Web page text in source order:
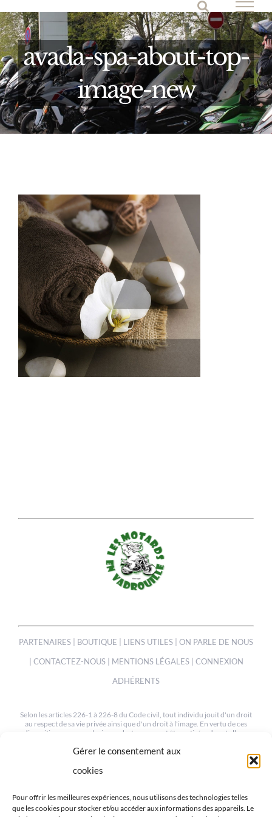
Gérer le consentement aux
cookies
Pour offrir les meilleures expériences, nous utilisons des technologies telles
que les cookies pour stocker et/ou accéder aux informations des appareils. Le
Passer
au
contenuavada-spa-about-top-
image-new
PARTENAIRES BOUTIQUE LIENS UTILES
ON PARLE DE NOUS
CONTACTEZ-NOUS| MENTIONS LÉGALES| CONNEXION
ADHÉRENTS
Selon les articles 226-1 à 226-8 du Code civil, tout individu jouit d'un droit
au respect de sa vie privée ainsi que d'un droit à l'image. En vertu de ces
dispositions, une ou plusieurs photos peuvent être retirées de cet album
mev.95@orange.fr